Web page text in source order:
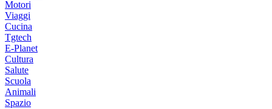
Motori
Viaggi
Cucina
Tgtech
E-Planet
Cultura
Salute
Scuola
Animali
Spazio